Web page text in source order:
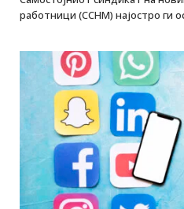
работници (ССНМ) најостро ги